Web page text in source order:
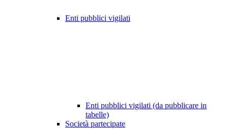
Enti pubblici vigilati
Enti pubblici vigilati (da pubblicare in
tabelle)
Società partecipate